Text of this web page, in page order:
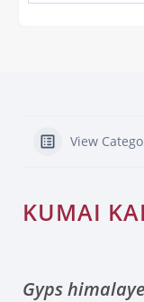
View
KUMAI
Gyps